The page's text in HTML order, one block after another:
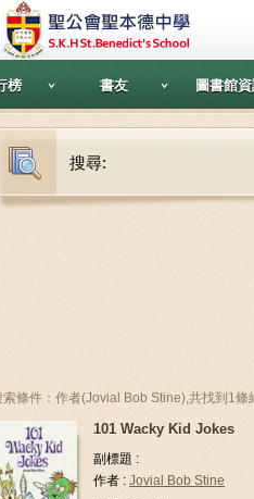
榜 書友 圖書館
搜尋:
索條件：作者(Jovial Bob Stine),共找到1條
101 Wacky Kid Jokes
副標題 :
作者 : Jovial Bob Stine